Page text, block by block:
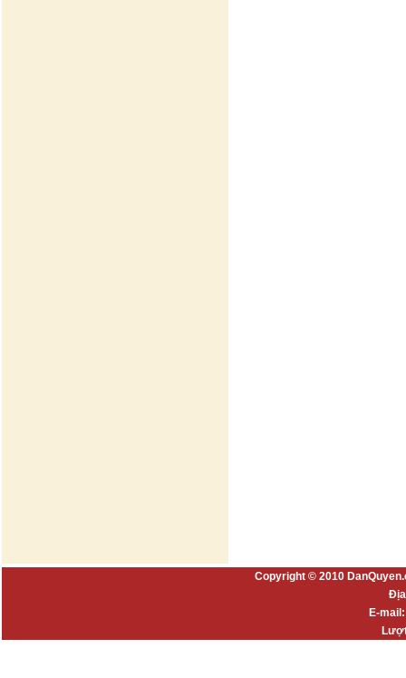
Copyright © 2010
E-